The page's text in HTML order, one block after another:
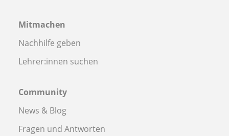
Mitmachen
Nachhilfe geben
Lehrer:innen suchen
Community
News & Blog
Fragen und Antworten